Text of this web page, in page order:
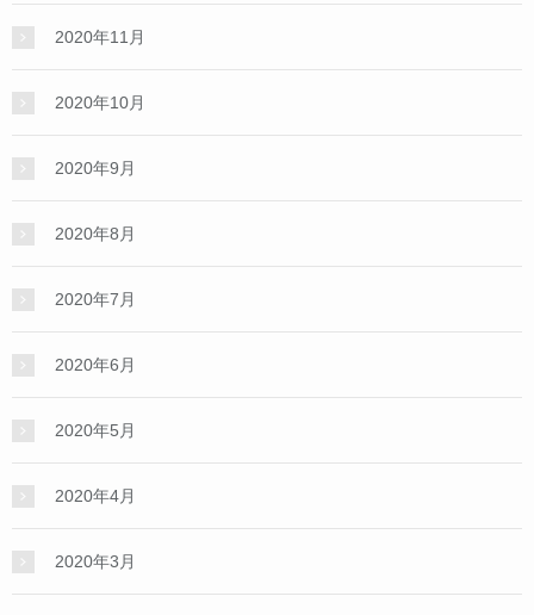
2020年11月
2020年10月
2020年9月
2020年8月
2020年7月
2020年6月
2020年5月
2020年4月
2020年3月